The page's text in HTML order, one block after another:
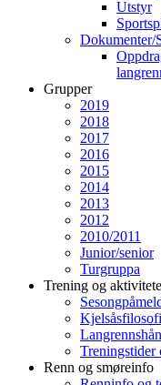
Utstyr
Dokumenter/
Grupper
2019
2018
2017
2016
2015
2014
2013
2012
2010/2011
Junior/senior
Turgruppa
Trening og
Treningstider
Renn og smøreinfo